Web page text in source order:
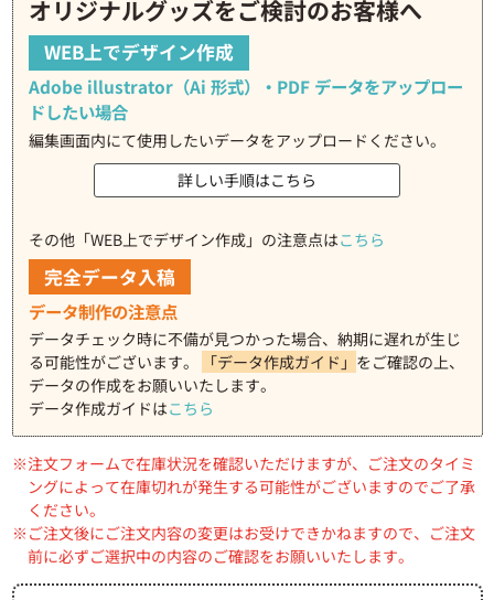
オリジナルグッズをご検討のお客様へ
WEB上でデザイン作成
Adobe illustrator（Ai 形式）・PDF データをアップロー
ドしたい場合
編集画面内にて使用したいデータをアップロードください。
詳しい手順はこちら
その他「WEB上でデザイン作成」の注意点はこちら
完全データ入稿
データ制作の注意点
データチェック時に不備が見つかった場合、納期に遅れが生じ
る可能性がございます。
「データ作成ガイド」 をご確認の上、
データの作成をお願いいたします。
データ作成ガイドはこちら
注文フォームで在庫状況を確認いただけますが、ご注文のタイミ
ングによって在庫切れが発生する可能性がございますのでご了承
ください。
ご注文後にご注文内容の変更はお受けできかねますので、ご注文
前に必ずご選択中の内容のご確認をお願いいたします。